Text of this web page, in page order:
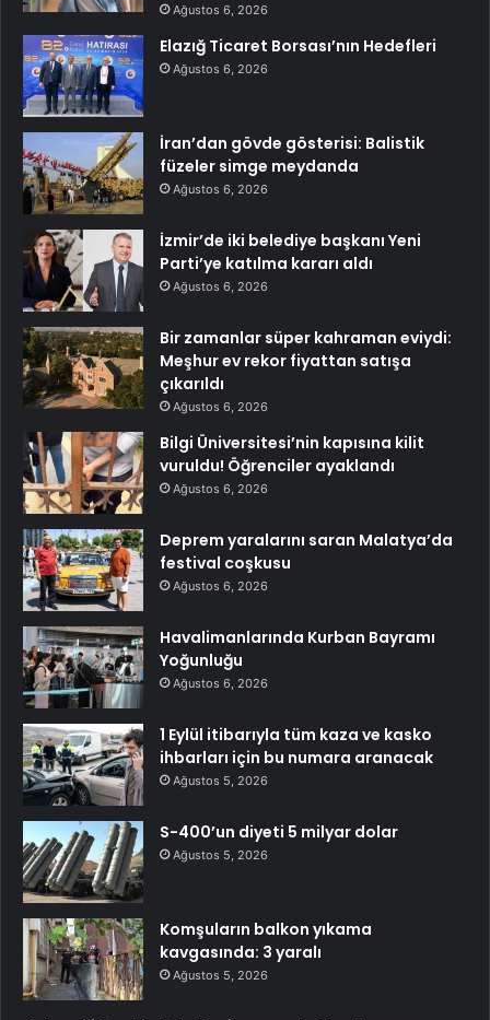
Ağustos 6, 2026
Elazığ Ticaret Borsası’nın Hedefleri
Ağustos 6, 2026
İran’dan gövde gösterisi: Balistik
füzeler simge meydanda
Ağustos 6, 2026
İzmir’de iki belediye başkanı Yeni
Parti’ye katılma kararı aldı
Ağustos 6, 2026
Bir zamanlar süper kahraman eviydi:
Meşhur ev rekor fiyattan satışa
çıkarıldı
Ağustos 6, 2026
Bilgi Üniversitesi’nin kapısına kilit
vuruldu! Öğrenciler ayaklandı
Ağustos 6, 2026
Deprem yaralarını saran Malatya’da
festival coşkusu
Ağustos 6, 2026
Havalimanlarında Kurban Bayramı
Yoğunluğu
Ağustos 6, 2026
1 Eylül itibarıyla tüm kaza ve kasko
ihbarları için bu numara aranacak
Ağustos 5, 2026
S-400’un diyeti 5 milyar dolar
Ağustos 5, 2026
Komşuların balkon yıkama
kavgasında: 3 yaralı
Ağustos 5, 2026